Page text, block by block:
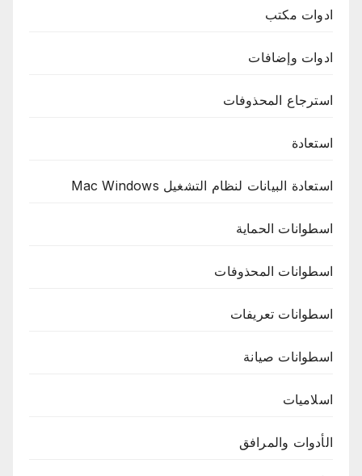
ادوات مكتب
ادوات وإضافات
استرجاع المحذوفات
استعادة
استعادة البيانات لنظام التشغيل Mac Windows
اسطوانات الحماية
اسطوانات المحذوفات
اسطوانات تعريفات
اسطوانات صيانة
اسلاميات
الأدوات والمرافق